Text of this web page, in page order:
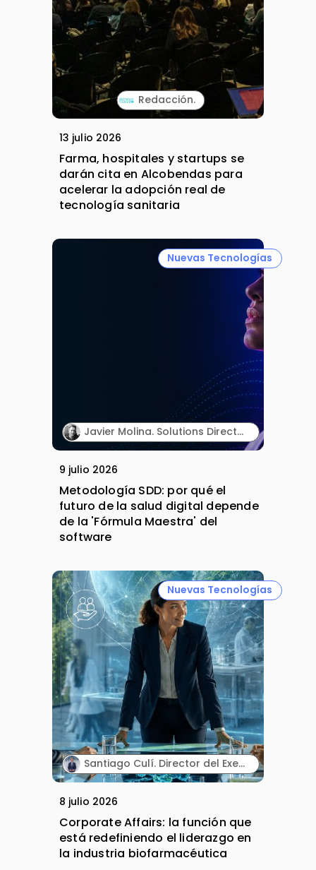
Redacción.
13 julio 2026
Farma, hospitales y startups se
darán cita en Alcobendas para
acelerar la adopción real de
tecnología sanitaria
Nuevas Tecnologías
Javier Molina. Solutions Director. Sngular.
9 julio 2026
Metodología SDD: por qué el
futuro de la salud digital depende
de la 'Fórmula Maestra' del
software
Nuevas Tecnologías
Santiago Culí. Director del Executive Program en Asuntos Públicos y Comunicación en la Industria Farmacéutica de Cesif.
8 julio 2026
Corporate Affairs: la función que
está redefiniendo el liderazgo en
la industria biofarmacéutica